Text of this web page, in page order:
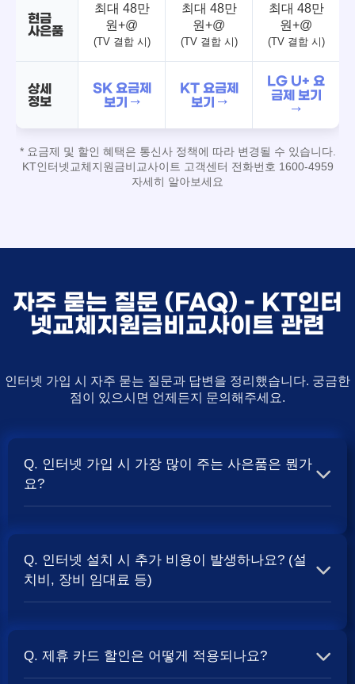
현금
사은품
최대 48만
원+@
(TV 결합 시)
최대 48만
원+@
(TV 결합 시)
최대 48만
원+@
(TV 결합 시)
상세
정보
SK 요금제
보기 →
KT 요금제
보기 →
LG U+ 요
금제 보기
→
* 요금제 및 할인 혜택은 통신사 정책에 따라 변경될 수 있습니다.
KT인터넷교체지원금비교사이트 고객센터 전화번호 1600-4959
자세히 알아보세요
자주 묻는 질문 (FAQ) - KT인터
넷교체지원금비교사이트 관련
인터넷 가입 시 자주 묻는 질문과 답변을 정리했습니다. 궁금한
점이 있으시면 언제든지 문의해주세요.
Q. 인터넷 가입 시 가장 많이 주는 사은품은 뭔가
요?
보통 500Mbps 또는 1Gbps 인터넷을 TV와 결합하여 가입
할 때 현금 사은품 및 상품권 혜택이 더 크게 지급되는 경향
Q. 인터넷 설치 시 추가 비용이 발생하나요? (설
치비, 장비 임대료 등)
청구되는 경우가 많습니다. 다만, 인터넷 상품 및 프로모션
Q. 제휴 카드 할인은 어떻게 적용되나요?